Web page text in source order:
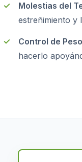
Molestias del
estreñimiento y
Control de
hacerlo